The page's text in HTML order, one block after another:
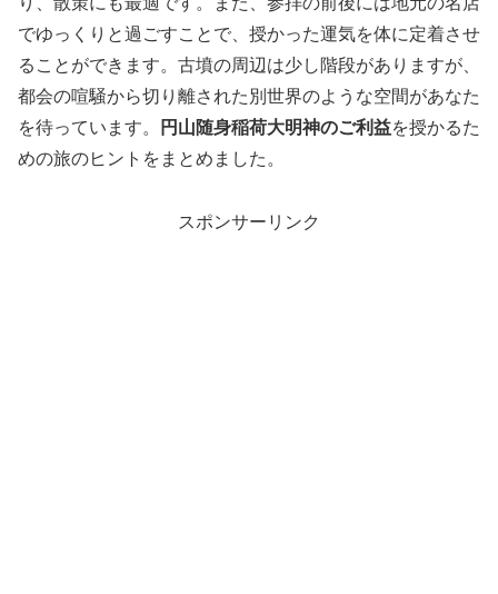
でゆっくりと過ごすことで、授かった運気を体に定着させ
ることができます。古墳の周辺は少し階段がありますが、
都会の喧騒から切り離された別世界のような空間があなた
を待っています。
円山随身稲荷大明神のご利益を授かるた
めの旅のヒントをまとめました。
スポンサーリンク